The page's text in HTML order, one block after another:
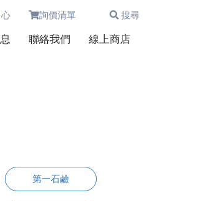
詢價清單 搜尋
聯絡我們 線上商店
第一石鹼